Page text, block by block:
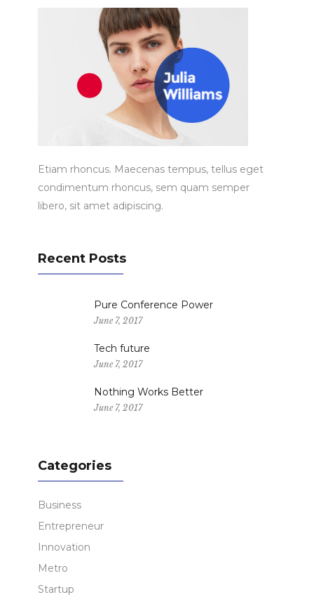
Etiam rhoncus. Maecenas tempus, tellus eget
condimentum rhoncus, sem quam semper
libero, sit amet adipiscing.
Recent Posts
Pure Conference Power
June 7, 2017
Tech future
June 7, 2017
Nothing Works Better
June 7, 2017
Categories
Business
Entrepreneur
Innovation
Metro
Startup